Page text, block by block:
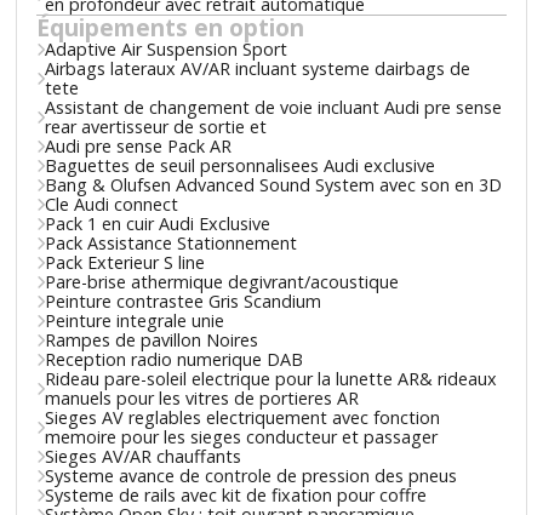
Équipements en option
Adaptive Air Suspension Sport
Airbags lateraux AV/AR incluant systeme dairbags de
tete
Assistant de changement de voie incluant Audi pre sense
rear avertisseur de sortie et
Audi pre sense Pack AR
Baguettes de seuil personnalisees Audi exclusive
Bang & Olufsen Advanced Sound System avec son en 3D
Cle Audi connect
Pack 1 en cuir Audi Exclusive
Pack Assistance Stationnement
Pack Exterieur S line
Pare-brise athermique degivrant/acoustique
Peinture contrastee Gris Scandium
Peinture integrale unie
Rampes de pavillon Noires
Reception radio numerique DAB
Rideau pare-soleil electrique pour la lunette AR& rideaux
manuels pour les vitres de portieres AR
Sieges AV reglables electriquement avec fonction
memoire pour les sieges conducteur et passager
Sieges AV/AR chauffants
Systeme avance de controle de pression des pneus
Systeme de rails avec kit de fixation pour coffre